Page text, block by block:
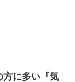
方に多い『気